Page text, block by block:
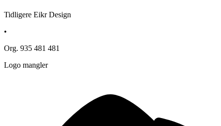
Tidligere Eikr Design
•
Org. 935 481 481
Logo mangler